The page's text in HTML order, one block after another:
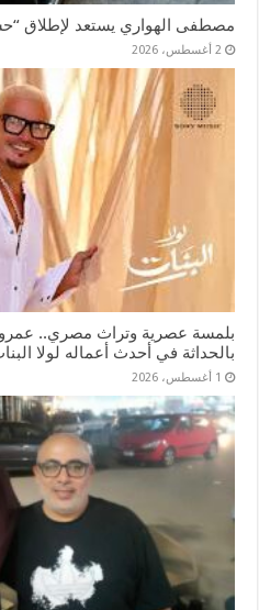
مصطفى الهواري يستعد لإطلاق
2 أغسطس، 2026
بلمسة عصرية وتراث مصري.. عمرو
بالحداثة في أحدث أعماله لولا
1 أغسطس، 2026